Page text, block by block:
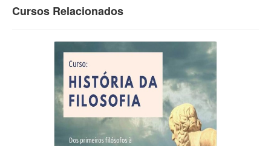
Cursos Relacionados